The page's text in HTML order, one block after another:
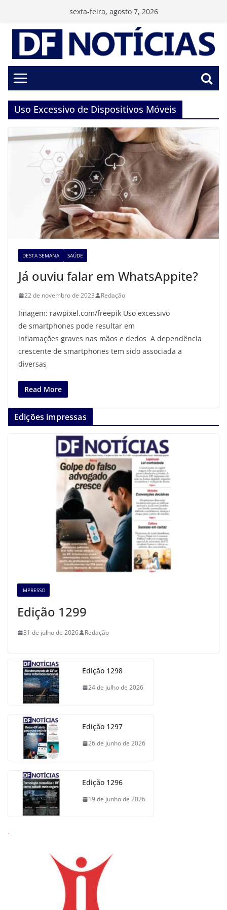
conteúdo
sexta-feira, agosto 7, 2026
Uso Excessivo de Dispositivos Móveis
DESTA SEMANA SAÚDE
Já ouviu falar em WhatsAppite?
22 de novembro de 2023 Redação
Imagem: rawpixel.com/freepik Uso excessivo
de smartphones pode resultar em
inflamações graves nas mãos e dedos A dependência
crescente de smartphones tem sido associada a
diversas
Read More
Edições impressas
IMPRESSO
Edição 1299
31 de julho de 2026 Redação
Edição 1298
24 de julho de 2026
Edição 1297
26 de junho de 2026
Edição 1296
19 de junho de 2026